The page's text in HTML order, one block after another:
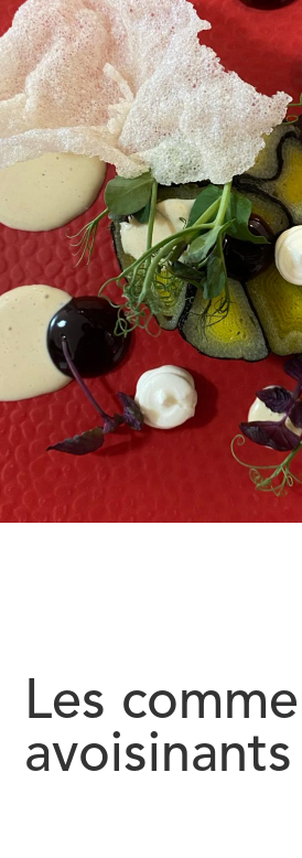
Les
avoisinants